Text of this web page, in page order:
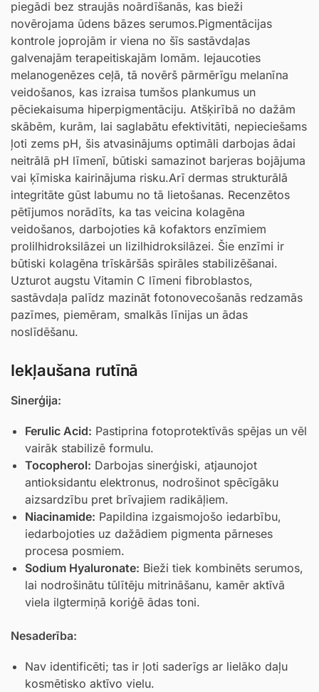
piegādi bez straujās noārdīšanās, kas bieži
novērojama ūdens bāzes serumos.Pigmentācijas
kontrole joprojām ir viena no šīs sastāvdaļas
galvenajām terapeitiskajām lomām. Iejaucoties
melanogenēzes ceļā, tā novērš pārmērīgu melanīna
veidošanos, kas izraisa tumšos plankumus un
pēciekaisuma hiperpigmentāciju. Atšķirībā no dažām
skābēm, kurām, lai saglabātu efektivitāti, nepieciešams
ļoti zems pH, šis atvasinājums optimāli darbojas ādai
neitrālā pH līmenī, būtiski samazinot barjeras bojājuma
vai ķīmiska kairinājuma risku.Arī dermas strukturālā
integritāte gūst labumu no tā lietošanas. Recenzētos
pētījumos norādīts, ka tas veicina kolagēna
veidošanos, darbojoties kā kofaktors enzīmiem
prolilhidroksilāzei un lizilhidroksilāzei. Šie enzīmi ir
būtiski kolagēna trīskāršās spirāles stabilizēšanai.
Uzturot augstu Vitamin C līmeni fibroblastos,
sastāvdaļa palīdz mazināt fotonovecošanās redzamās
pazīmes, piemēram, smalkās līnijas un ādas
noslīdēšanu.
Iekļaušana rutīnā
Sinerģija:
Ferulic Acid: Pastiprina fotoprotektīvās spējas un vēl
vairāk stabilizē formulu.
Tocopherol: Darbojas sinerģiski, atjaunojot
antioksidantu elektronus, nodrošinot spēcīgāku
aizsardzību pret brīvajiem radikāļiem.
Niacinamide: Papildina izgaismojošo iedarbību,
iedarbojoties uz dažādiem pigmenta pārneses
procesa posmiem.
Sodium Hyaluronate: Bieži tiek kombinēts serumos,
lai nodrošinātu tūlītēju mitrināšanu, kamēr aktīvā
viela ilgtermiņā koriģē ādas toni.
Nesaderība:
Nav identificēti; tas ir ļoti saderīgs ar lielāko daļu
kosmētisko aktīvo vielu.